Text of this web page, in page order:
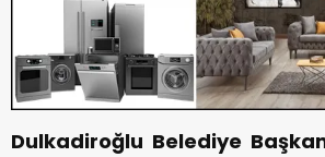
Dulkadiroğlu Belediye